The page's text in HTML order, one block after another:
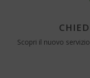
Scopri il nuovo